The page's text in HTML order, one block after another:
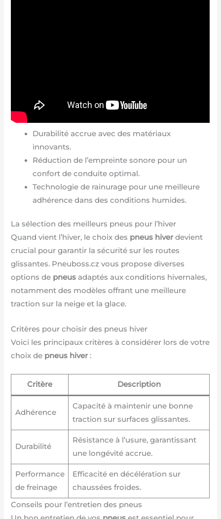
Durabilité accrue avec des matériaux
innovants.
Réduction de l’empreinte sonore pour un
confort de conduite optimal.
Technologie de rainurage pour une meilleure
adhérence dans des conditions humides.
La sélection des meilleurs pneus pour l’hiver
Quand vient l’hiver, le choix des pneus hiverdevient
crucial pour garantir la sécurité sur les routes
glissantes. Pneuboss.cz vous propose diverses
options de pneus adaptés aux conditions hivernales,
notamment des modèles offrant une meilleure
traction sur la neige et la glace.
Critères pour choisir des pneus hiver
Voici les principaux critères à considérer lors de votre
choix de pneus hiver:
Critère Description
Adhérence
Capacité à maintenir une bonne
traction sur surfaces glissantes.
Durabilité
Résistance à l’usure, garantissant
une longévité accrue.
Performance
de freinage
Efficacité en décélération sur
chaussées froides.
Conseils pour l’entretien des pneus